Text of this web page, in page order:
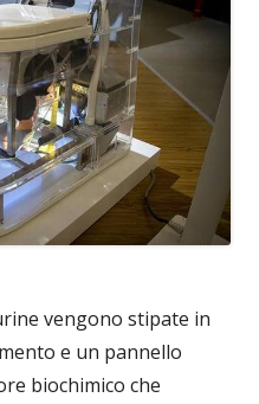
vengono stipate in
e un pannello
biochimico che